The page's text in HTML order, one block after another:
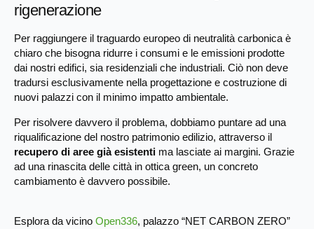
rigenerazione
Per raggiungere il traguardo europeo di neutralità carbonica è
chiaro che bisogna ridurre i consumi e le emissioni prodotte
dai nostri edifici, sia residenziali che industriali. Ciò non deve
tradursi esclusivamente nella progettazione e costruzione di
nuovi palazzi con il minimo impatto ambientale.
Per risolvere davvero il problema, dobbiamo puntare ad una
riqualificazione del nostro patrimonio edilizio, attraverso il
recupero di aree già esistenti ma lasciate ai margini. Grazie
ad una rinascita delle città in ottica green, un concreto
cambiamento è davvero possibile.
Esplora da vicino Open336, palazzo “NET CARBON ZERO”